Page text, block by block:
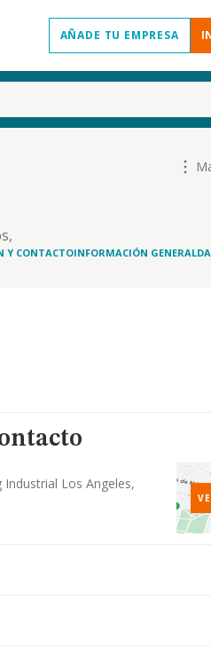
AÑADE TU EMPRESA
Y CONTACTOINFORMACIÓN GENERAL
Los Angeles,